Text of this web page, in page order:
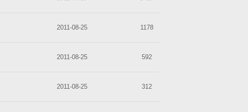
2011-08-25 1178
2011-08-25 592
2011-08-25 312